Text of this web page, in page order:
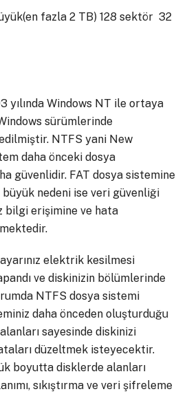
fazla 2 TB) 128 sektör 32
yılında Windows NT ile ortaya
sürümlerinde
NTFS yani New
daha önceki dosya
güvenlidir. FAT dosya sistemine
nedeni ise veri güvenliği
bilgi erişimine ve hata
elektrik kesilmesi
ve diskinizin bölümlerinde
NTFS dosya sistemi
daha önceden oluşturduğu
sayesinde diskinizi
düzeltmek isteyecektir.
boyutta disklerde alanları
sıkıştırma ve veri şifreleme